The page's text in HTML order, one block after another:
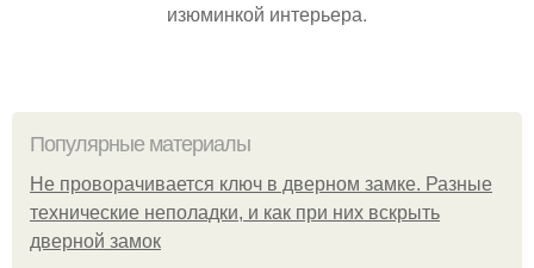
изюминкой интерьера.
Популярные материалы
Не проворачивается ключ в дверном замке. Разные
технические неполадки, и как при них вскрыть
дверной замок